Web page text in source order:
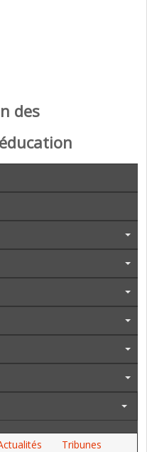
des
Tribunes